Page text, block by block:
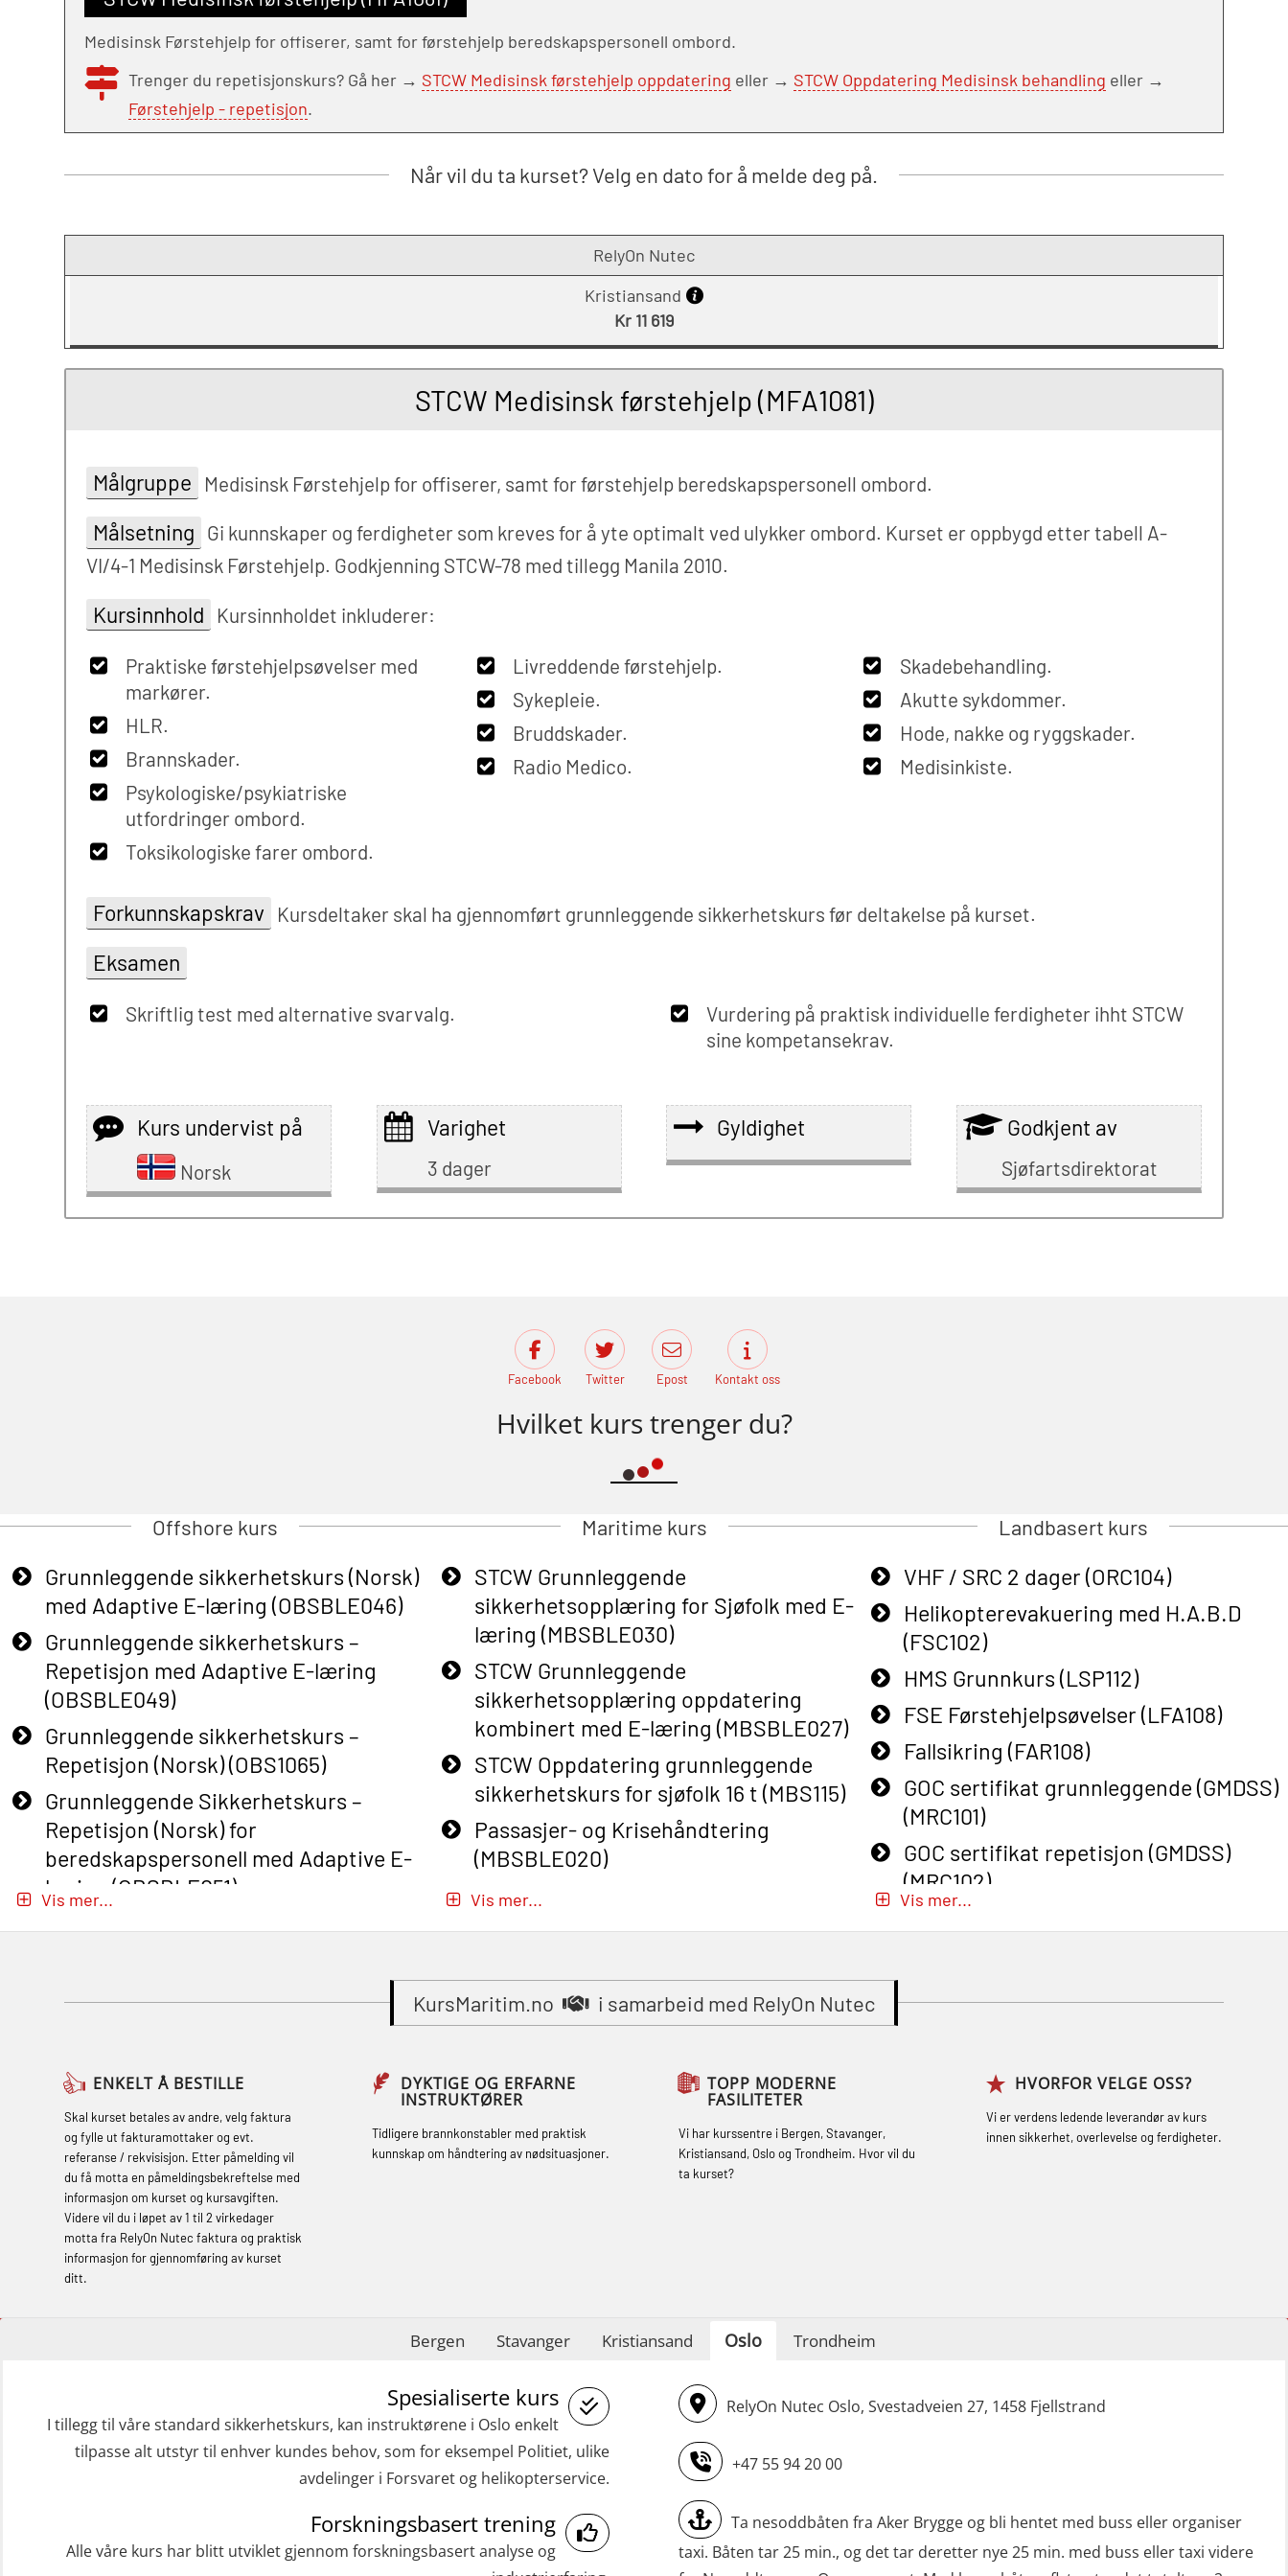
Medisinsk Førstehjelp for offiserer, samt for førstehjelp beredskapspersonell ombord.
Trenger du repetisjonskurs? Gå her → STCW Medisinsk førstehjelp oppdatering eller → STCW Oppdatering Medisinsk behandling eller →
Førstehjelp - repetisjon.
Når vil du ta kurset? Velg en dato for å melde deg på.
RelyOn Nutec
Kristiansand
Kr 11 619
STCW Medisinsk førstehjelp (MFA1081)
Målgruppe Medisinsk Førstehjelp for offiserer, samt for førstehjelp beredskapspersonell ombord.
Målsetning Gi kunnskaper og ferdigheter som kreves for å yte optimalt ved ulykker ombord. Kurset er oppbygd etter tabell A-
VI/4-1 Medisinsk Førstehjelp. Godkjenning STCW-78 med tillegg Manila 2010.
Kursinnhold Kursinnholdet inkluderer:
Praktiske førstehjelpsøvelser med
markører.
HLR.
Brannskader.
Psykologiske/psykiatriske
utfordringer ombord.
Toksikologiske farer ombord.
Livreddende førstehjelp.
Sykepleie.
Bruddskader.
Radio Medico.
Skadebehandling.
Akutte sykdommer.
Hode, nakke og ryggskader.
Medisinkiste.
Forkunnskapskrav Kursdeltaker skal ha gjennomført grunnleggende sikkerhetskurs før deltakelse på kurset.
Eksamen
Skriftlig test med alternative svarvalg.
Vurdering på praktisk individuelle ferdigheter ihht STCW
sine kompetansekrav.
Kurs undervist på
Norsk
Varighet
3 dager
Gyldighet Godkjent av
Sjøfartsdirektorat
Facebook Twitter Epost Kontakt oss
Hvilket kurs trenger du?
Offshore kurs
Grunnleggende sikkerhetskurs (Norsk)
med Adaptive E-læring (OBSBLE046)
Grunnleggende sikkerhetskurs –
Repetisjon med Adaptive E-læring
(OBSBLE049)
Grunnleggende sikkerhetskurs –
Repetisjon (Norsk) (OBS1065)
Grunnleggende Sikkerhetskurs –
Repetisjon (Norsk) for
beredskapspersonell med Adaptive E-
læring (OBSBLE051)
Basic Safety Training – Refresher
Course (English) (OBS1063)
Basic Safety Training (English) – with E-
learning (OBSBLE050)
Helikopterevakuering inkl pustelunge
med adaptive e-læring (OSEBLE018)
Helicopter Underwater Escape incl.
Grunnleggende Sikkerhetskurs – Rep.
for helikoptermannskap inkl. HABD
Påbygging fra Offshore Norge til
Grunnleggende sikkerhetsopplæring
Vis mer...
Maritime kurs
STCW Grunnleggende
sikkerhetsopplæring for Sjøfolk med E-
læring (MBSBLE030)
STCW Grunnleggende
sikkerhetsopplæring oppdatering
kombinert med E-læring (MBSBLE027)
STCW Oppdatering grunnleggende
sikkerhetskurs for sjøfolk 16 t (MBS115)
Passasjer- og Krisehåndtering
(MBSBLE020)
Passasjer- og Krisehåndtering
sikkerhetsopplæring for fiskere
(MBSBLE031)
sikkerhetsopplæring for fiskere
oppdatering (MBSBLE032)
STCW Sikkerhetsopplæring for mindre
STCW Oppdatering videregående
(MBSBLE024)
STCW Oppdatering videregående
sikkerhetskurs for offiserer og
Medisinsk behandling – Kombi
(MBSBLE021)
STCW kombi oppdatering offiserer og
Vis mer...
Landbasert kurs
VHF / SRC 2 dager (ORC104)
Helikopterevakuering med H.A.B.D
(FSC102)
HMS Grunnkurs (LSP112)
FSE Førstehjelpsøvelser (LFA108)
Fallsikring (FAR108)
GOC sertifikat grunnleggende (GMDSS)
(MRC101)
GOC sertifikat repetisjon (GMDSS)
(MRC102)
Grunnkurs Røykdykking Industrivern
Helikopterevakuering med HABD, inkl.
Varme Arbeider – Slukkeøvelser
Vis mer...
KursMaritim.no i samarbeid med RelyOn Nutec
ENKELT Å BESTILLE
Skal kurset betales av andre, velg faktura
og fylle ut fakturamottaker og evt.
referanse / rekvisisjon. Etter påmelding vil
du få motta en påmeldingsbekreftelse med
informasjon om kurset og kursavgiften.
Videre vil du i løpet av 1 til 2 virkedager
motta fra RelyOn Nutec faktura og praktisk
informasjon for gjennomføring av kurset
ditt.
DYKTIGE OG ERFARNE
INSTRUKTØRER
Tidligere brannkonstabler med praktisk
kunnskap om håndtering av nødsituasjoner.
TOPP MODERNE
FASILITETER
Vi har kurssentre i Bergen, Stavanger,
Kristiansand, Oslo og Trondheim. Hvor vil du
ta kurset?
HVORFOR VELGE OSS?
Vi er verdens ledende leverandør av kurs
innen sikkerhet, overlevelse og ferdigheter.
Bergen Stavanger Kristiansand Oslo Trondheim
Spesialiserte kurs
I tillegg til våre standard sikkerhetskurs, kan instruktørene i Oslo enkelt
tilpasse alt utstyr til enhver kundes behov, som for eksempel Politiet, ulike
avdelinger i Forsvaret og helikopterservice.
Forskningsbasert trening
Alle våre kurs har blitt utviklet gjennom forskningsbasert analyse og
RelyOn Nutec Oslo, Svestadveien 27, 1458 Fjellstrand
+47 55 94 20 00
Ta nesoddbåten fra Aker Brygge og bli hentet med buss eller organiser
taxi. Båten tar 25 min., og det tar deretter nye 25 min. med buss eller taxi videre